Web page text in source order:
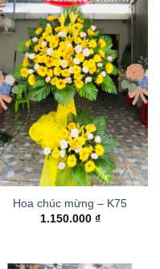
Hoa chúc mừng – K75
1.150.000 ₫